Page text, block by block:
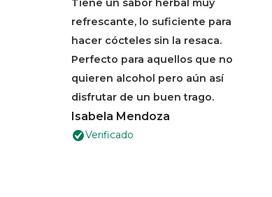
Tiene un sabor herbal muy
refrescante, lo suficiente para
hacer cócteles sin la resaca.
Perfecto para aquellos que no
quieren alcohol pero aún así
disfrutar de un buen trago.
Isabela Mendoza
Verificado